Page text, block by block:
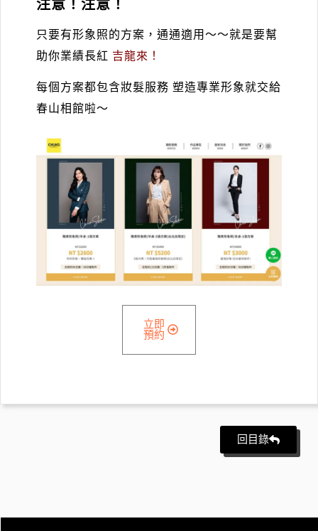
注意！注意！
只要有形象照的方案，通通適用～～就是要幫
助你業績長紅 吉龍來！
每個方案都包含妝髮服務 塑造專業形象就交給
春山相館啦～
立即
預約
回目錄